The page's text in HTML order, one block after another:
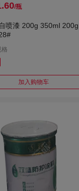
/瓶
喷漆 200g 350ml 200g
格
加入购物车